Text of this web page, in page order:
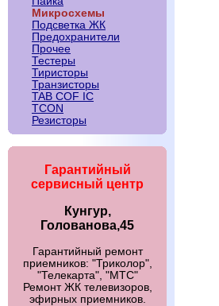
Микросхемы
Подсветка ЖК
Предохранители
Прочее
Тестеры
Тиристоры
Транзисторы
TAB COF IC
TCON
Резисторы
Гарантийный
сервисный центр
Кунгур,
Голованова,45
Гарантийный ремонт
приемников: "Триколор",
"Телекарта", "МТС"
Ремонт ЖК телевизоров,
эфирных приемников.